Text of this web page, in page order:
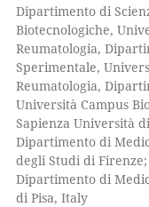
mentions, or
claim, and a label
in which section the
was made.
Dipartimento di
Biotecnologiche,
Reumatologia,
Sperimentale,
Reumatologia,
Università Campus
Sapienza Università
Dipartimento di
degli Studi di Firenze;
Dipartimento di
di Pisa, Italy